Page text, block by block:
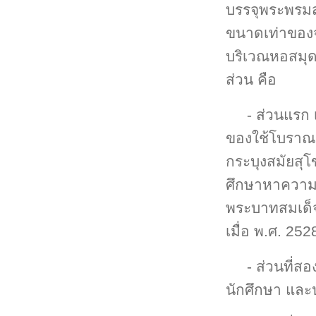
บรรจุพระพร
ขนาดเท่าขอ
บริเวณหอสมุ
ส่วน คือ
- ส่วนแรก
ของใช้โบรา
กระบุงสมัยสุ
ศึกษาหาควา
พระบาทสมเด็
เมื่อ พ.ศ.
- ส่วนที่สอ
นักศึกษา แล